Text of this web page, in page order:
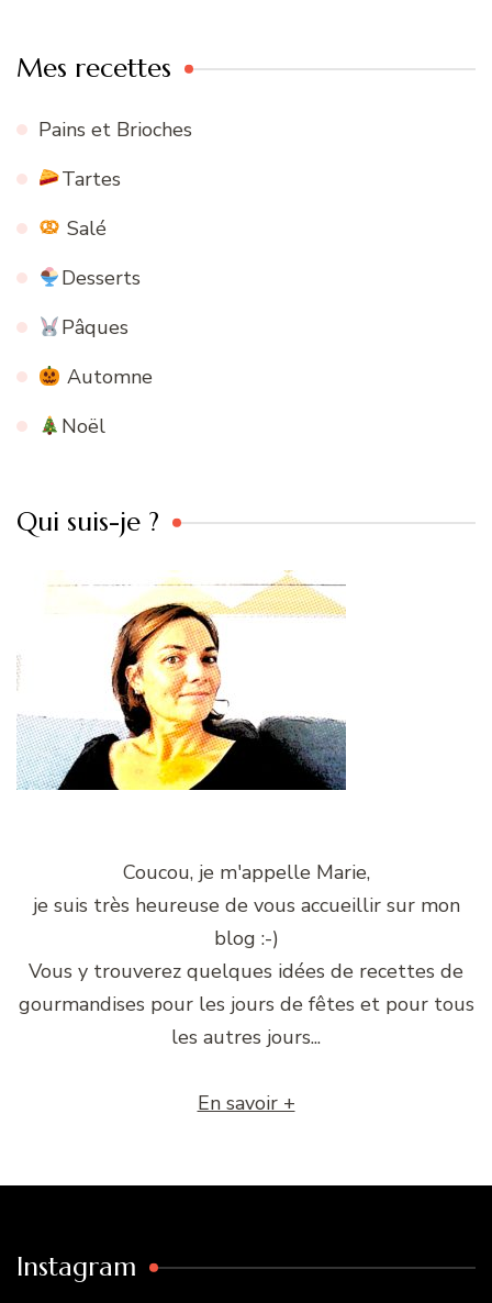
Mes recettes
Pains et Brioches
Tartes
Salé
Desserts
Pâques
Automne
Noël
Qui suis-je ?
Coucou, je m'appelle Marie,
je suis très heureuse de vous accueillir sur mon
blog :-)
Vous y trouverez quelques idées de recettes de
gourmandises pour les jours de fêtes et pour tous
les autres jours...
En savoir +
Instagram